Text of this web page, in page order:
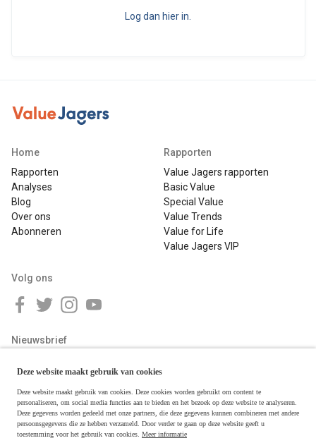
Log dan hier in.
Home
Rapporten
Analyses
Blog
Over ons
Abonneren
Rapporten
Value Jagers rapporten
Basic Value
Special Value
Value Trends
Value for Life
Value Jagers VIP
Volg ons
Nieuwsbrief
Deze website maakt gebruik van cookies
Deze website maakt gebruik van cookies. Deze cookies worden gebruikt om content te
personaliseren, om social media functies aan te bieden en het bezoek op deze website te analyseren.
Deze gegevens worden gedeeld met onze partners, die deze gegevens kunnen combineren met andere
persoonsgegevens die ze hebben verzameld. Door verder te gaan op deze website geeft u
toestemming voor het gebruik van cookies. Meer informatie